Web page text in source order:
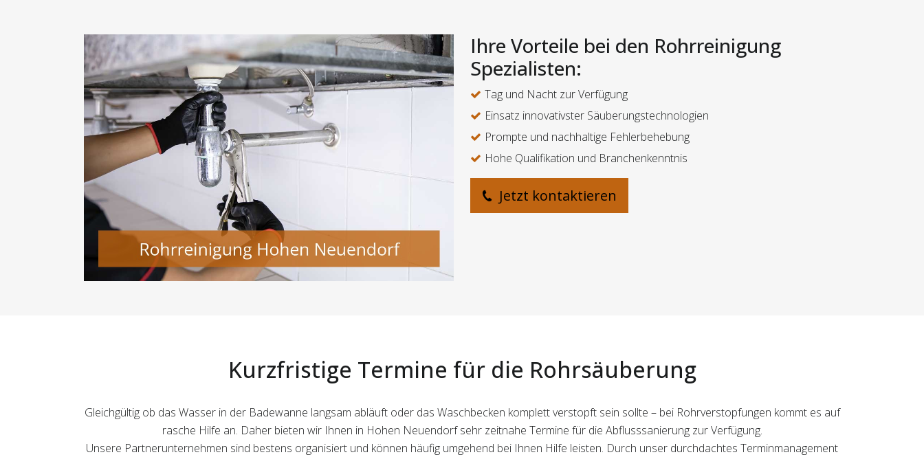
Ihre Vorteile bei den Rohrreinigung
Spezialisten:
Tag und Nacht zur Verfügung
Einsatz innovativster Säuberungstechnologien
Prompte und nachhaltige Fehlerbehebung
Hohe Qualifikation und Branchenkenntnis
Jetzt kontaktieren
Kurzfristige Termine für die Rohrsäuberung
Gleichgültig ob das Wasser in der Badewanne langsam abläuft oder das Waschbecken komplett verstopft sein sollte – bei Rohrverstopfungen kommt es auf
rasche Hilfe an. Daher bieten wir Ihnen in Hohen Neuendorf sehr zeitnahe Termine für die Abflusssanierung zur Verfügung.
Unsere Partnerunternehmen sind bestens organisiert und können häufig umgehend bei Ihnen Hilfe leisten. Durch unser durchdachtes Terminmanagement